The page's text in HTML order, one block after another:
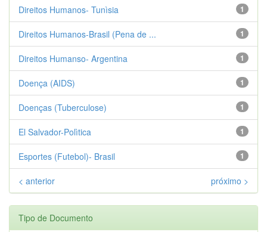
1
Direitos Humanos- Tunìsia
1
Direitos Humanos-Brasil (Pena de ...
1
Direitos Humanso- Argentina
1
Doença (AIDS)
1
Doenças (Tuberculose)
1
El Salvador-Polìtica
1
Esportes (Futebol)- Brasil
< anterior próximo >
Tipo de Documento